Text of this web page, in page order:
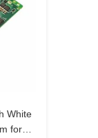
White
for